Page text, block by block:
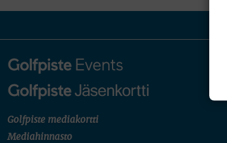
Golfpiste mediakortti
Mediahinnasto